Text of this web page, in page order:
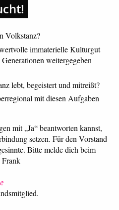
Volkstanz?
immaterielle Kulturgut
weitergegeben
lebt, begeistert und mitreißt?
mit diesen Aufgaben
mit „Ja“ beantworten kannst,
setzen. Für den Vorstand
Bitte melde dich beim